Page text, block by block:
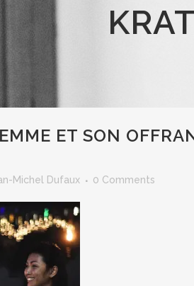
ET SON
Michel Dufaux 0 Comments